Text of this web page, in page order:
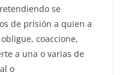
se
de prisión a quien a
coaccione,
a una o varias de
o